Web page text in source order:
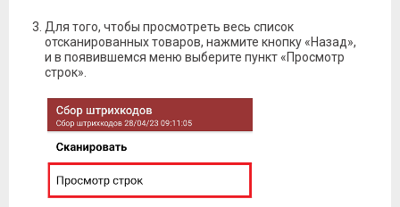
Для того, чтобы просмотреть весь список
отсканированных товаров, нажмите кнопку «Назад»,
и в появившемся меню выберите пункт «Просмотр
строк».